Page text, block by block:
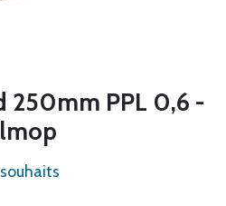
250mm PPL 0,6 -